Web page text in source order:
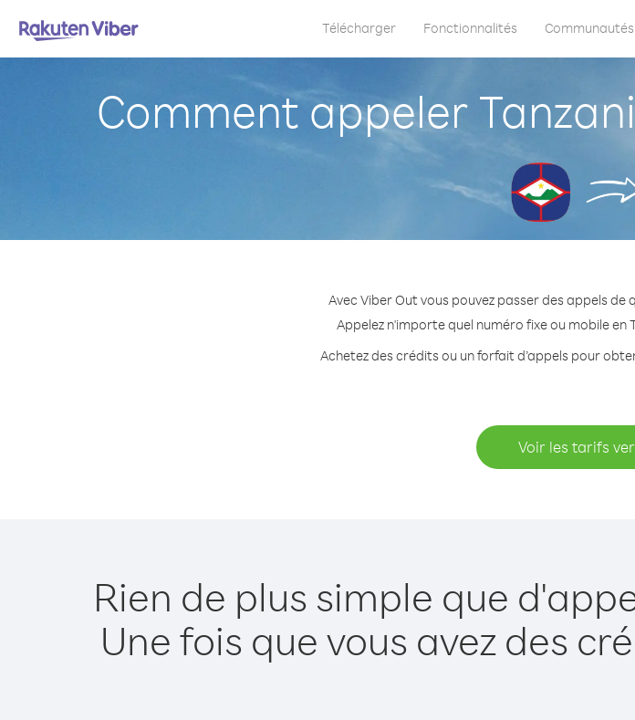
Télécharger Fonctionnalités Communautés
Comment appeler
Avec Viber Out vous pouvez passer des appels
Appelez n'importe quel numéro fixe ou mobile en
Achetez des crédits ou un forfait d’appels pour
Voir les tarifs
Rien de plus simple que
Une fois que vous avez des